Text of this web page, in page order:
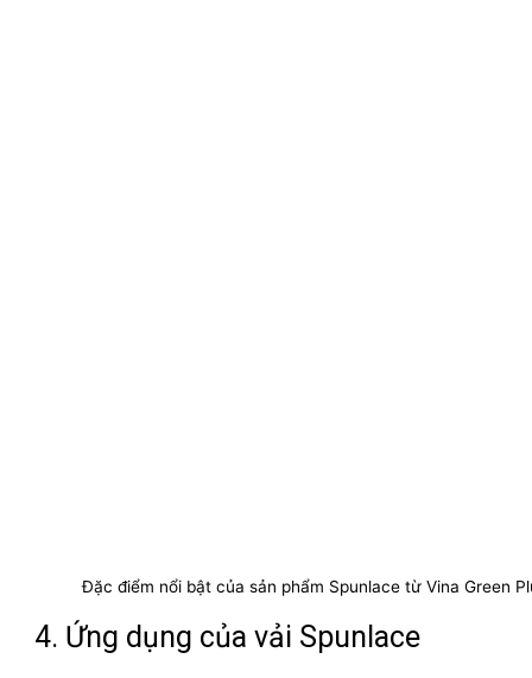
Đặc điểm nổi bật của sản phẩm Spunlace từ Vina Green
4. Ứng dụng của vải Spunlace